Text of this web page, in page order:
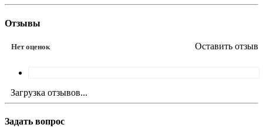
Отзывы
Нет оценок Оставить отзыв
Загрузка отзывов...
Задать вопрос